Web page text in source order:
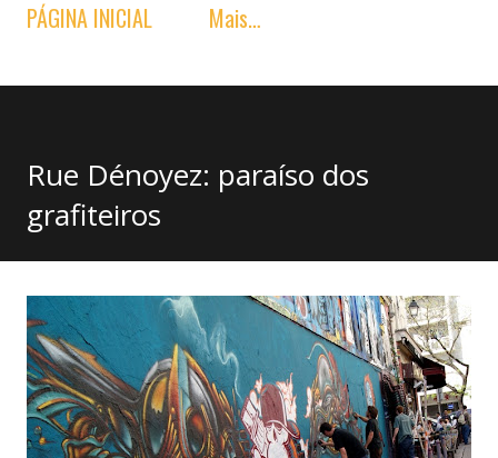
PÁGINA INICIAL Mais…
Rue Dénoyez: paraíso dos
grafiteiros